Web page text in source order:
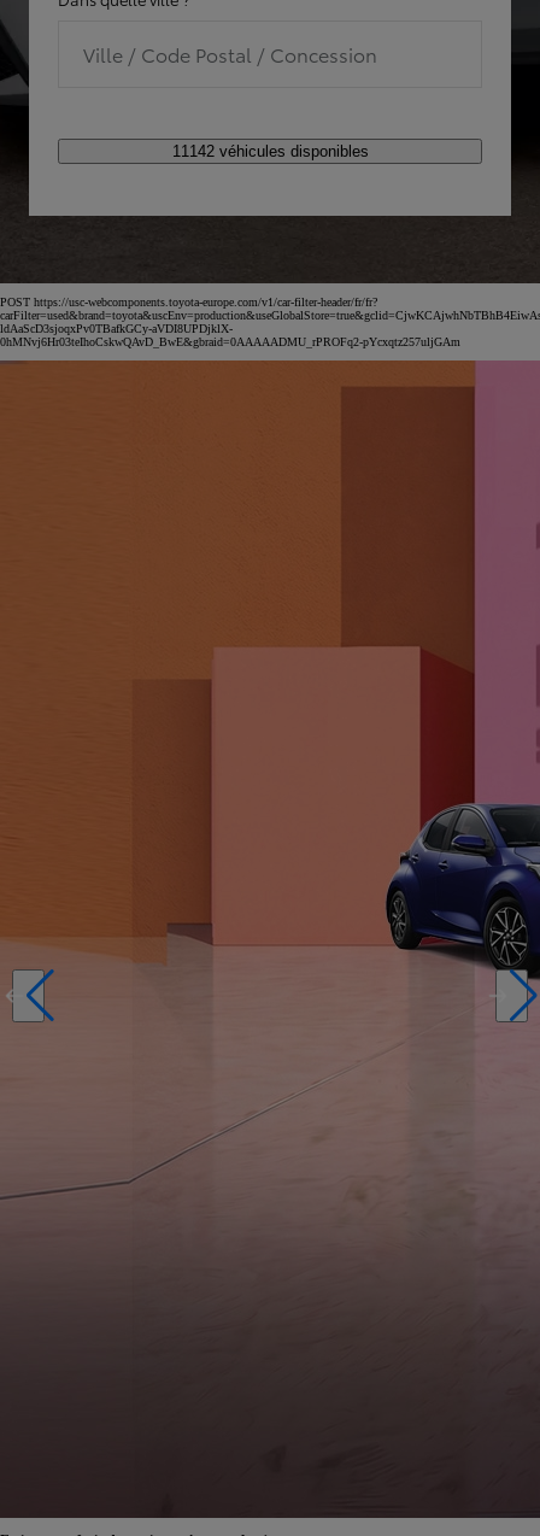
Ville / Code Postal / Concession
11142 véhicules disponibles
POST https://usc-webcomponents.toyota-europe.com/v1/car-filter-header/fr/fr?
ldAaScD3sjoqxPv0TBafkGCy-aVDI8UPDjklX-
0hMNvj6Hr03teIhoCskwQAvD_BwE&gbraid=0AAAAADMU_rPROFq2-pYcxqtz257uljGAm